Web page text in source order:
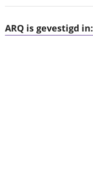
ARQ is gevestigd in: